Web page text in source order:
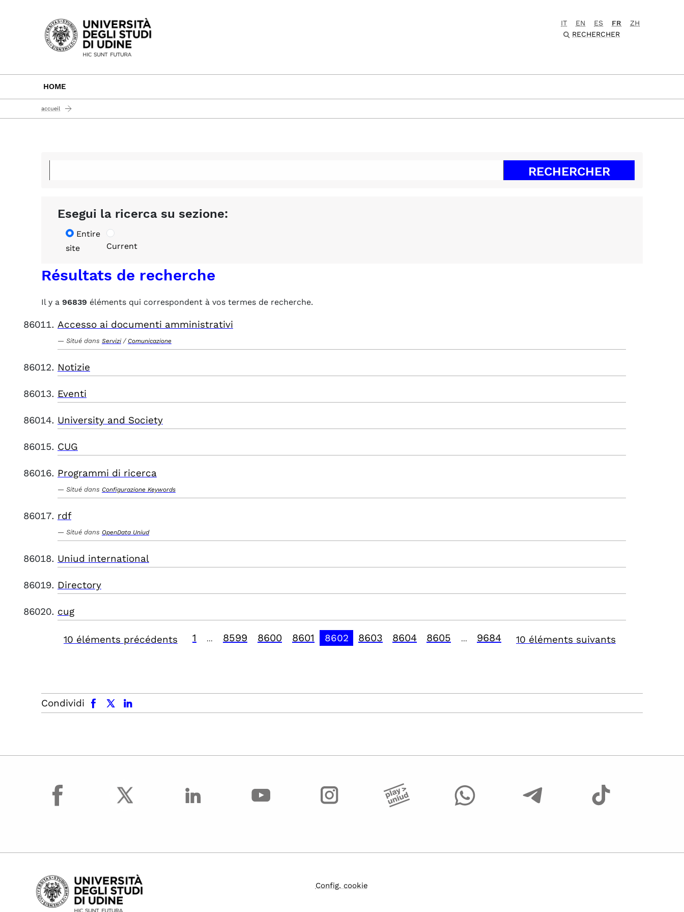
Passa al contenuto principale
IT EN ES FR
ZH
RECHERCHER
HOME
accueil
Esegui la ricerca su sezione:
Entire
site
Current
Résultats de recherche
Il y a 96839 éléments qui correspondent à vos termes de recherche.
Accesso ai documenti amministrativi
Situé dans Servizi / Comunicazione
Notizie
Eventi
University and Society
CUG
Programmi di ricerca
Situé dans Configurazione Keywords
rdf
Situé dans OpenData Uniud
Uniud international
Directory
cug
10 éléments précédents 1 8599 8600 8601 8602 8603 8604 8605 9684 10 éléments suivants
Condividi
facebook x.com linkedin
facebook
Config. cookie